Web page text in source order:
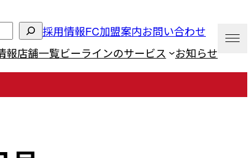
採用情報FC加盟案内お問い合わせ
報店舗一覧ビーラインのサービス お知らせ